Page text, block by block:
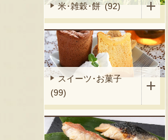
米･雑穀･餅 (92)
スイーツ･お菓子
(99)
ちゃ豆（冷 山形県 白山産 枝豆 だだちゃ豆
『白山ちゃ茶農園』